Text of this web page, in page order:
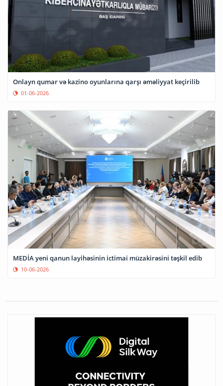
Onlayn qumar və kazino oyunlarına qarşı əməliyyat keçirilib
01-06-2026
MEDİA yeni qanun layihəsinin ictimai müzakirəsini təşkil edib
10-06-2026